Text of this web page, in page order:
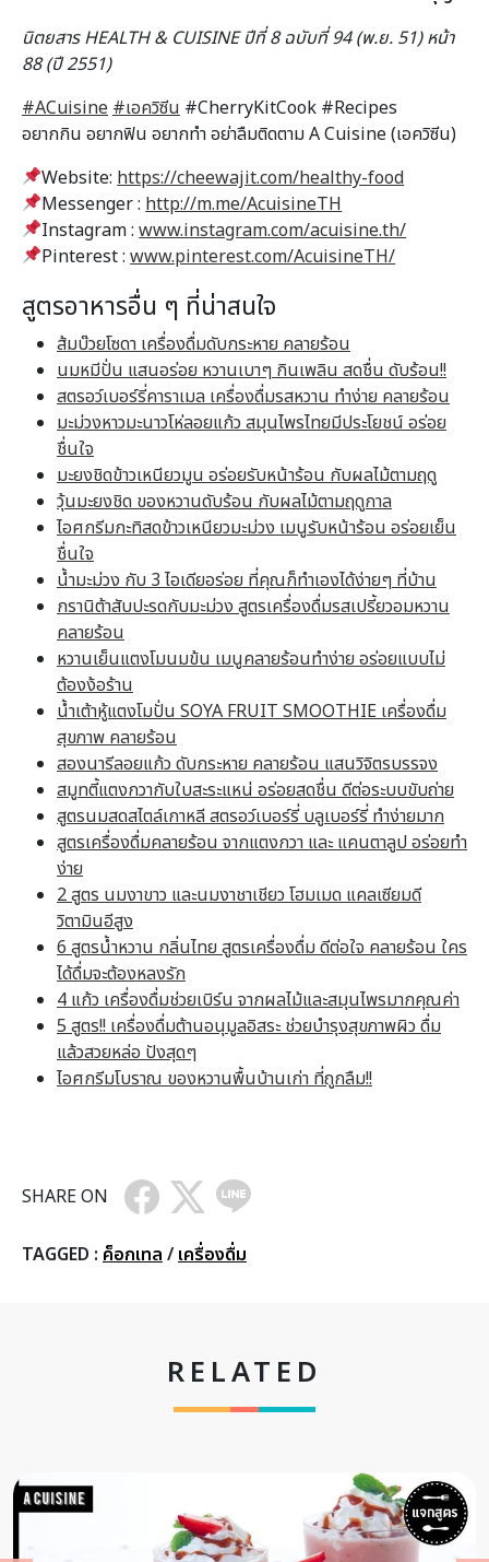
นิตยสาร HEALTH & CUISINE ปีที่ 8 ฉบับที่ 94 (พ.ย. 51) หน้า
88 (ปี 2551)
#ACuisine #เอควิซีน #CherryKitCook #Recipes
อยากกิน อยากฟิน อยากทำ อย่าลืมติดตาม A Cuisine (เอควิซีน)
Website: https://cheewajit.com/healthy-food
Messenger : http://m.me/AcuisineTH
Instagram :www.instagram.com/acuisine.th/
Pinterest :www.pinterest.com/AcuisineTH/
สูตรอาหารอื่น ๆ ที่น่าสนใจ
ส้มบ๊วยโซดา เครื่องดื่มดับกระหาย คลายร้อน
นมหมีปั่น แสนอร่อย หวานเบาๆ กินเพลิน สดชื่น ดับร้อน!!
สตรอว์เบอร์รี่คาราเมล เครื่องดื่มรสหวาน ทำง่าย คลายร้อน
มะม่วงหาวมะนาวโห่ลอยแก้ว สมุนไพรไทยมีประโยชน์ อร่อย
ชื่นใจ
มะยงชิดข้าวเหนียวมูน อร่อยรับหน้าร้อน กับผลไม้ตามฤดู
วุ้นมะยงชิด ของหวานดับร้อน กับผลไม้ตามฤดูกาล
ไอศกรีมกะทิสดข้าวเหนียวมะม่วง เมนูรับหน้าร้อน อร่อยเย็น
ชื่นใจ
น้ำมะม่วง กับ 3 ไอเดียอร่อย ที่คุณก็ทำเองได้ง่ายๆ ที่บ้าน
กรานิต้าสับปะรดกับมะม่วง สูตรเครื่องดื่มรสเปรี้ยวอมหวาน
คลายร้อน
หวานเย็นแตงโมนมข้น เมนูคลายร้อนทำง่าย อร่อยแบบไม่
ต้องง้อร้าน
น้ำเต้าหู้แตงโมปั่น SOYA FRUIT SMOOTHIE เครื่องดื่ม
สุขภาพ คลายร้อน
สองนารีลอยแก้ว ดับกระหาย คลายร้อน แสนวิจิตรบรรจง
สมูทตี้แตงกวากับใบสะระแหน่ อร่อยสดชื่น ดีต่อระบบขับถ่าย
สูตรนมสดสไตล์เกาหลี สตรอว์เบอร์รี่ บลูเบอร์รี่ ทำง่ายมาก
สูตรเครื่องดื่มคลายร้อน จากแตงกวา และ แคนตาลูป อร่อยทำ
ง่าย
2 สูตร นมงาขาว และนมงาชาเชียว โฮมเมด แคลเซียมดี
วิตามินอีสูง
6 สูตรน้ำหวาน กลิ่นไทย สูตรเครื่องดื่ม ดีต่อใจ คลายร้อน ใคร
ได้ดื่มจะต้องหลงรัก
4 แก้ว เครื่องดื่มช่วยเบิร์น จากผลไม้และสมุนไพรมากคุณค่า
5 สูตร!! เครื่องดื่มต้านอนุมูลอิสระ ช่วยบำรุงสุขภาพผิว ดื่ม
แล้วสวยหล่อ ปังสุดๆ
ไอศกรีมโบราณ ของหวานพื้นบ้านเก่า ที่ถูกลืม!!
SHARE ON
TAGGED : ค็อกเทล / เครื่องดื่ม
RELATED